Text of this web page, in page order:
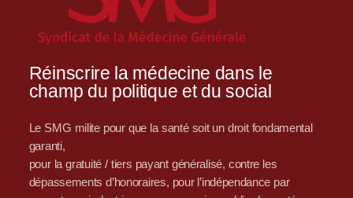
Réinscrire la médecine dans le
champ du politique et du social
Le SMG milite pour que la santé soit un droit fondamental
garanti,
pour la gratuité / tiers payant généralisé, contre les
dépassements d’honoraires, pour l’indépendance par